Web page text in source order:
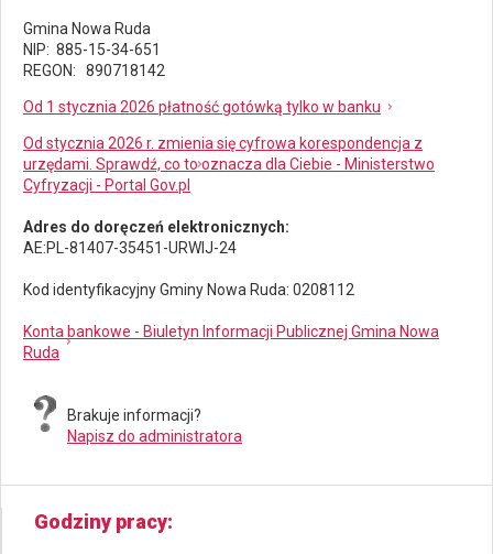
Gmina Nowa Ruda
NIP: 885-15-34-651
REGON: 890718142
Od 1 stycznia 2026 płatność gotówką tylko w banku
Od stycznia 2026 r. zmienia się cyfrowa korespondencja z
urzędami. Sprawdź, co to oznacza dla Ciebie - Ministerstwo
Cyfryzacji - Portal Gov.pl
Adres do doręczeń elektronicznych:
AE:PL-81407-35451-URWIJ-24
Kod identyfikacyjny Gminy Nowa Ruda: 0208112
Konta bankowe - Biuletyn Informacji Publicznej Gmina Nowa
Ruda
Brakuje informacji?
Napisz do administratora
Godziny pracy